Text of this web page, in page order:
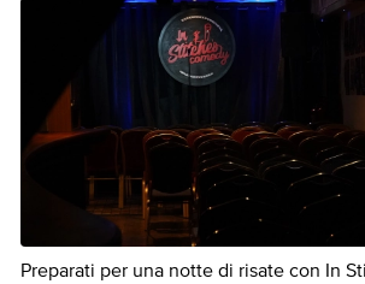
Preparati per una notte di risate con In